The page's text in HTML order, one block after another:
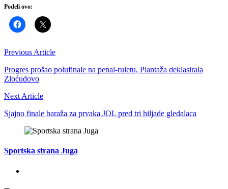
Podeli ovo:
Previous Article
Progres prošao polufinale na penal-ruletu, Plantaža deklasirala
Zloćudovo
Next Article
Sjajno finale baraža za prvaka JOL pred tri hiljade gledalaca
Sportska strana Juga